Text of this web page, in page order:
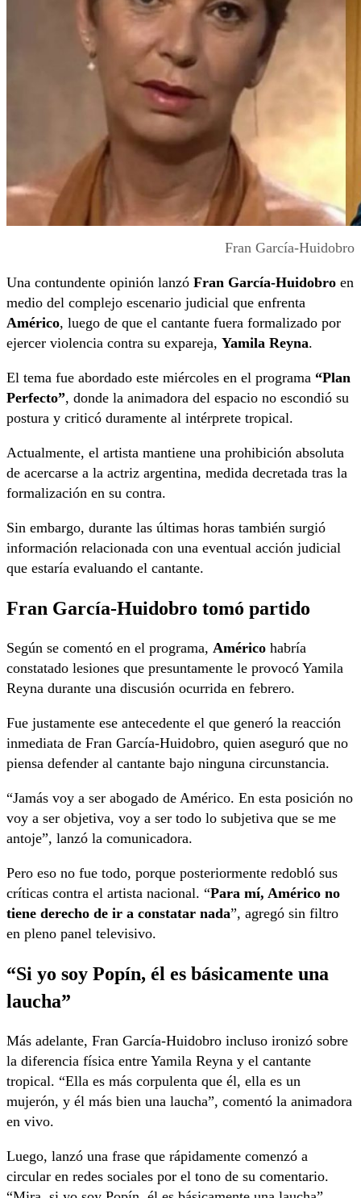
Fran García-Huidobro
Una contundente opinión lanzó Fran García-Huidobro en
medio del complejo escenario judicial que enfrenta
Américo, luego de que el cantante fuera formalizado por
ejercer violencia contra su expareja, Yamila Reyna.
El tema fue abordado este miércoles en el programa “Plan
Perfecto”, donde la animadora del espacio no escondió su
postura y criticó duramente al intérprete tropical.
Actualmente, el artista mantiene una prohibición absoluta
de acercarse a la actriz argentina, medida decretada tras la
formalización en su contra.
Sin embargo, durante las últimas horas también surgió
información relacionada con una eventual acción judicial
que estaría evaluando el cantante.
Fran García-Huidobro tomó partido
Según se comentó en el programa, Américo habría
constatado lesiones que presuntamente le provocó Yamila
Reyna durante una discusión ocurrida en febrero.
Fue justamente ese antecedente el que generó la reacción
inmediata de Fran García-Huidobro, quien aseguró que no
piensa defender al cantante bajo ninguna circunstancia.
“Jamás voy a ser abogado de Américo. En esta posición no
voy a ser objetiva, voy a ser todo lo subjetiva que se me
antoje”, lanzó la comunicadora.
Pero eso no fue todo, porque posteriormente redobló sus
críticas contra el artista nacional. “Para mí, Américo no
tiene derecho de ir a constatar nada”, agregó sin filtro
en pleno panel televisivo.
“Si yo soy Popín, él es básicamente una
laucha”
Más adelante, Fran García-Huidobro incluso ironizó sobre
la diferencia física entre Yamila Reyna y el cantante
tropical. “Ella es más corpulenta que él, ella es un
mujerón, y él más bien una laucha”, comentó la animadora
en vivo.
Luego, lanzó una frase que rápidamente comenzó a
circular en redes sociales por el tono de su comentario.